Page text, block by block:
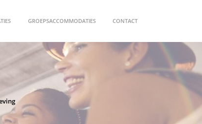
GROEPSACCOMMODATIES CONTACT